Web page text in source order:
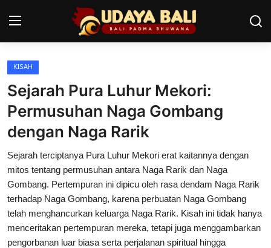
Home
Pura
Desa Adat
Tradisi
Kearifan lokal
Alam Bali
KISAH
Sejarah Pura Luhur Mekori:
Permusuhan Naga Gombang
dengan Naga Rarik
Sejarah terciptanya Pura Luhur Mekori erat kaitannya dengan
mitos tentang permusuhan antara Naga Rarik dan Naga
Gombang. Pertempuran ini dipicu oleh rasa dendam Naga Rarik
terhadap Naga Gombang, karena perbuatan Naga Gombang
telah menghancurkan keluarga Naga Rarik. Kisah ini tidak hanya
menceritakan pertempuran mereka, tetapi juga menggambarkan
pengorbanan luar biasa serta perjalanan spiritual hingga